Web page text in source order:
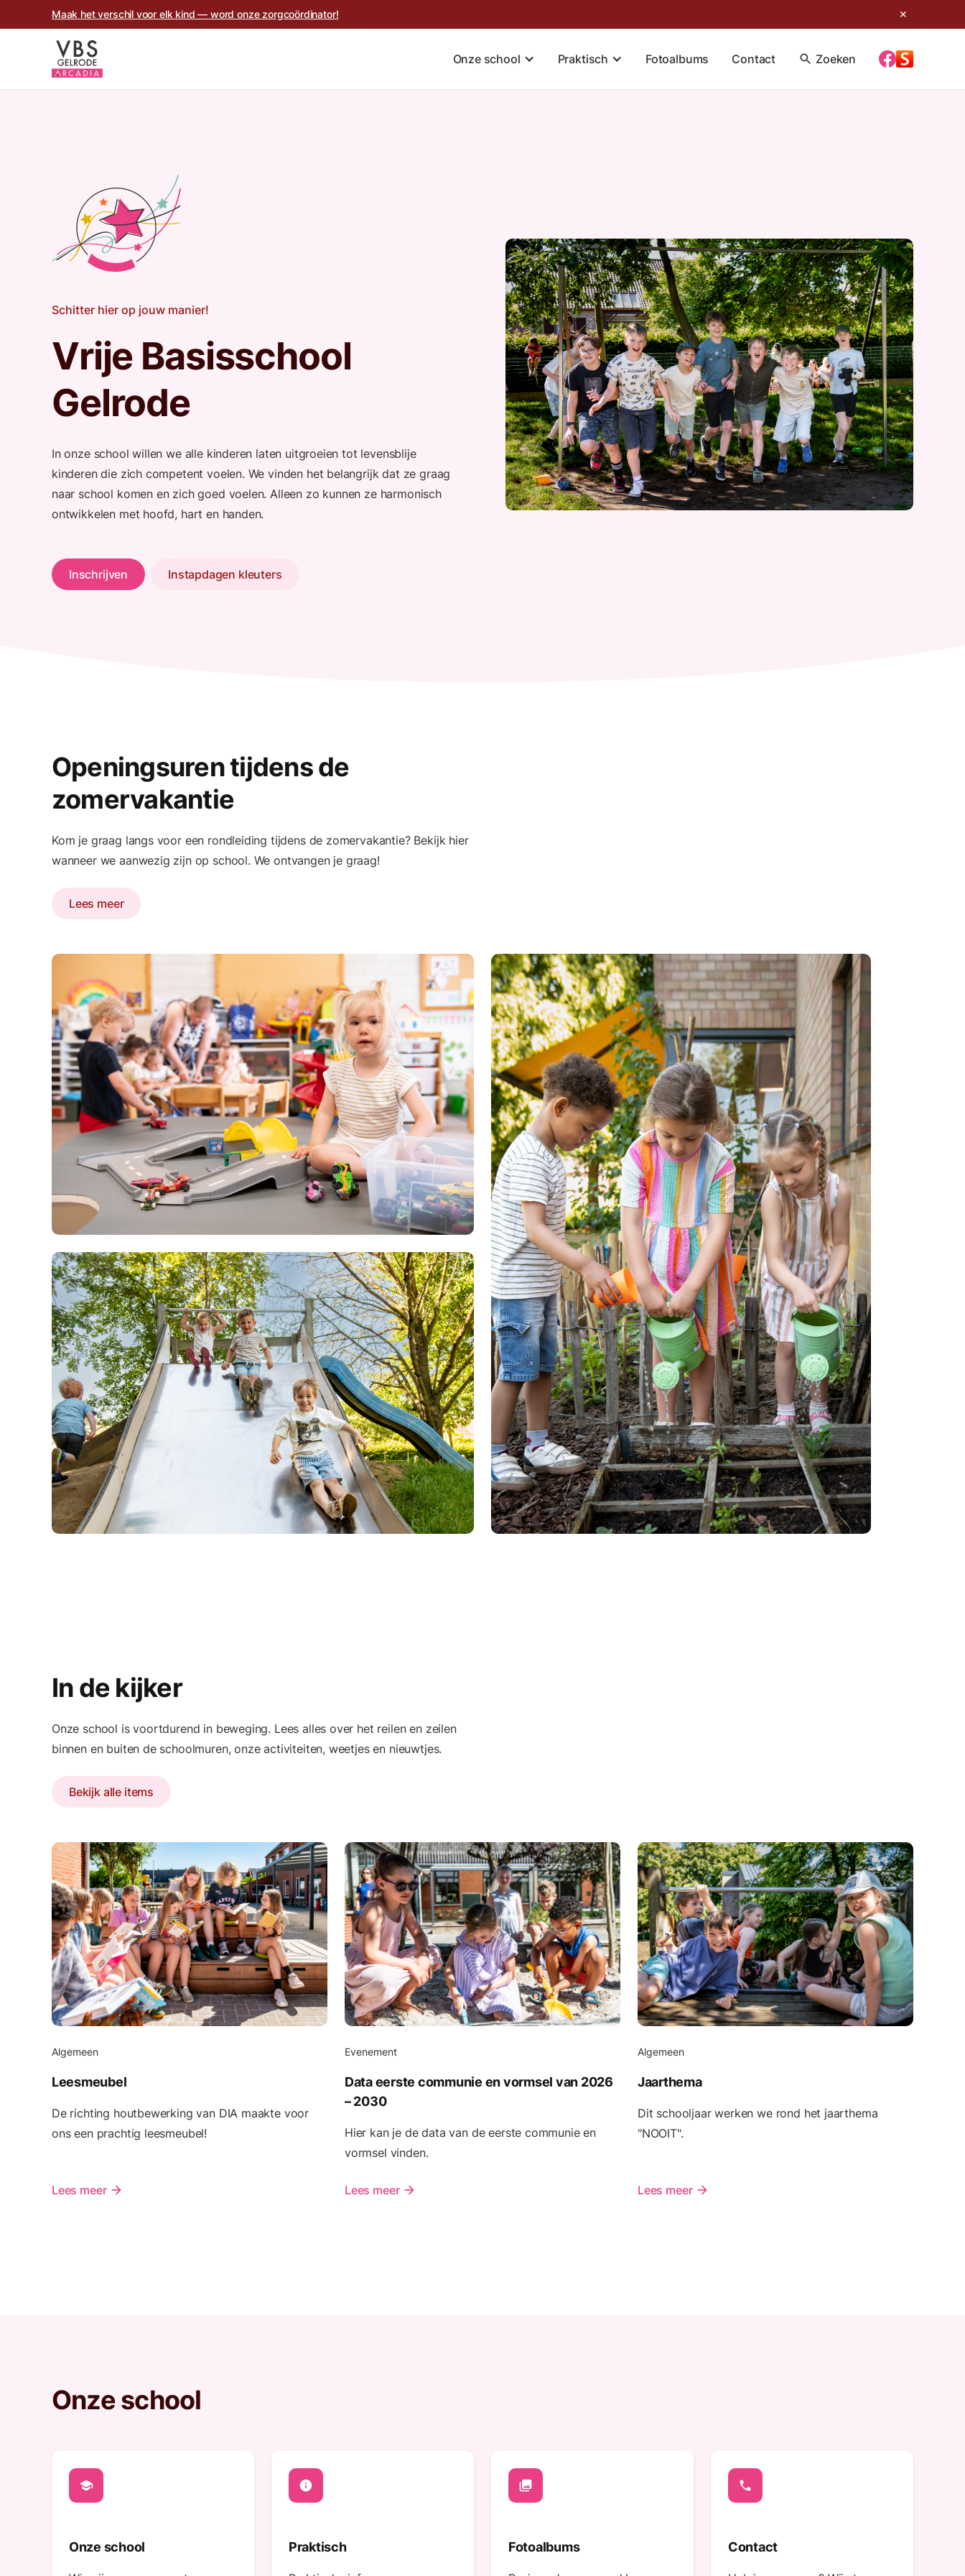
Maak het verschil voor elk kind — word onze zorgcoördinator! ✕
Onze school Praktisch Fotoalbums Contact search Zoeken
Schitter hier op jouw manier!
Vrije Basisschool
Gelrode
In onze school willen we alle kinderen laten uitgroeien tot levensblije
kinderen die zich competent voelen. We vinden het belangrijk dat ze graag
naar school komen en zich goed voelen. Alleen zo kunnen ze harmonisch
ontwikkelen met hoofd, hart en handen.
Inschrijven Instapdagen kleuters
Openingsuren tijdens de
zomervakantie
Kom je graag langs voor een rondleiding tijdens de zomervakantie? Bekijk hier
wanneer we aanwezig zijn op school. We ontvangen je graag!
Lees meer
In de kijker
Onze school is voortdurend in beweging. Lees alles over het reilen en zeilen
binnen en buiten de schoolmuren, onze activiteiten, weetjes en nieuwtjes.
Bekijk alle items
Algemeen
Leesmeubel
De richting houtbewerking van DIA maakte voor
ons een prachtig leesmeubel!
Lees meer arrow_forward
Evenement
Data eerste communie en vormsel van 2026
– 2030
Hier kan je de data van de eerste communie en
vormsel vinden.
Lees meer arrow_forward
Algemeen
Jaarthema
Dit schooljaar werken we rond het jaarthema
"NOOIT".
Lees meer arrow_forward
Onze school
school
Onze school
info
Praktisch
photo_library
Fotoalbums
phone
Contact